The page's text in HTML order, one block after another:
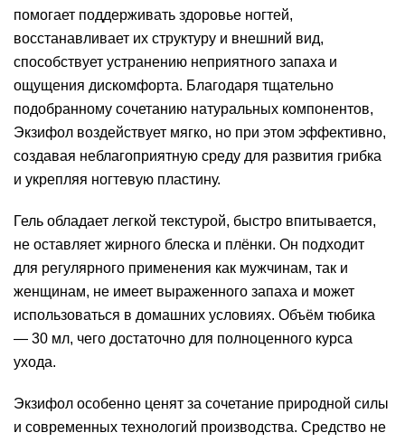
помогает поддерживать здоровье ногтей,
восстанавливает их структуру и внешний вид,
способствует устранению неприятного запаха и
ощущения дискомфорта. Благодаря тщательно
подобранному сочетанию натуральных компонентов,
Экзифол воздействует мягко, но при этом эффективно,
создавая неблагоприятную среду для развития грибка
и укрепляя ногтевую пластину.
Гель обладает легкой текстурой, быстро впитывается,
не оставляет жирного блеска и плёнки. Он подходит
для регулярного применения как мужчинам, так и
женщинам, не имеет выраженного запаха и может
использоваться в домашних условиях. Объём тюбика
— 30 мл, чего достаточно для полноценного курса
ухода.
Экзифол особенно ценят за сочетание природной силы
и современных технологий производства. Средство не